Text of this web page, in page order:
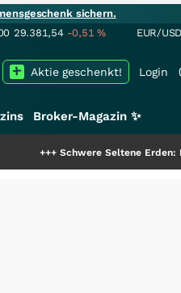
sichern.
29.381,54 -0,51% EUR/USD
Login
Aktie geschenkt!
Broker-Magazin ✨
Schwere Seltene Erden: Entsteht